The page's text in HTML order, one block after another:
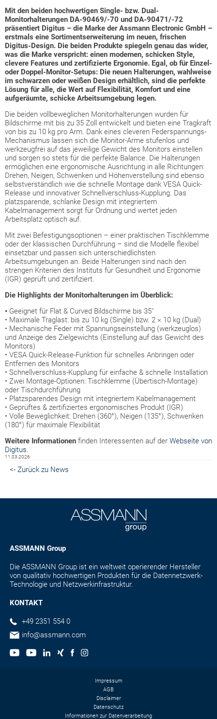
Mit den beiden hochwertigen Single- bzw. Dual-
Monitorhalterungen DA-90469/-70 und DA-90471/-72
präsentiert Digitus – die Marke der Assmann Electronic GmbH –
erstmals eine Sortimentserweiterung im neuen, frischen
Digitus-Design. Die beiden Produkte spiegeln genau das wider,
was die Marke verspricht: einen modernen, schicken Style,
clevere Features und zertifizierte Ergonomie. Egal, ob für Einzel-
oder Doppel-Monitor-Setups: Die neuen Halterungen, wahlweise
im schwarzen oder weißen Design erhältlich, sind die perfekte
Lösung für alle, die Wert auf Flexibilität, Komfort und eine
aufgeräumte, schicke Arbeitsumgebung legen.
Die beiden vollbeweglichen Monitorhalterungen wurden für
Bildschirme mit bis zu 35 Zoll entwickelt und bieten eine Tragkraft
von bis zu 10 kg pro Arm. Dank eines cleveren Federspannungs-
Mechanismus lassen sich die Monitor-Arme stufenlos und
werkzeugfrei auf das jeweilige Gewicht des Monitors einstellen
und sorgen so stets für die perfekte Balance. Die Halterungen
ermöglichen eine ergonomische Ausrichtung in alle Richtungen:
Drehen, Neigen, Schwenken und Höhenverstellung sind ebenso
selbstverständlich wie die schnelle Montage dank VESA Quick-
Release und innovativer Schnellverschluss-Kupplung. Das
platzsparende, schlanke Design mit integriertem
Kabelmanagement sorgt für Ordnung und wertet jeden
Arbeitsplatz optisch auf.
Mit zwei Befestigungsoptionen – einer praktischen Tischklemme
oder der klassischen Durchführung – sind die Modelle flexibel
einsetzbar und passen sich unterschiedlichsten
Arbeitsumgebungen an. Beide Halterungen sind nach den
strengen Kriterien des Instituts für Gesundheit und Ergonomie
(IGR) geprüft und zertifiziert.
Die Highlights der Monitorhalterungen im Überblick:
• Geeignet für Flat & Curved Bildschirme bis 35"
• Maximale Traglast: bis zu 10 kg (Single) bzw. 2 × 10 kg (Dual)
• Mechanische Feder mit Spannungseinstellung (werkzeuglos)
und Anzeige des Zielgewichts (Einstellung auf das Gewicht des
Monitors)
• VESA Quick-Release-Funktion für schnelles Anbringen oder
Entfernen des Monitors
• Schnellverschluss-Kupplung für einfache & schnelle Installation
• Zwei Montage-Optionen: Tischklemme (Übertisch-Montage)
oder Tischdurchführung
• Platzsparendes Design mit integriertem Kabelmanagement
• Geprüftes & zertifiziertes ergonomisches Produkt (IGR)
• Volle Beweglichkeit: Drehen (360°), Neigen (135°), Schwenken
(180°) für maximale Flexibilität
Weitere Informationen finden Interessenten auf der Webseite von
Digitus.
11.03.2026
<- Zurück zu News
ASSMANN Group
Die ASSMANN Group ist ein weltweit operierender Hersteller
von qualitativ hochwertigen Produkten für die Datennetzwerk-
Technologie und Netzwerkinfrastruktur.
KONTAKT
+49 2351 554 0
info@assmann.com
Impressum
AGB
Disclaimer
Datenschutz
Informationen zur Datenverarbeitung